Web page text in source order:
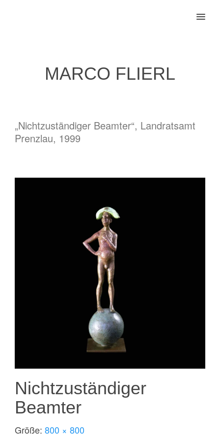
MENU
MARCO FLIERL
„Nichtzuständiger Beamter“, Landratsamt
Prenzlau, 1999
Nichtzuständiger
Beamter
Größe: 800 × 800